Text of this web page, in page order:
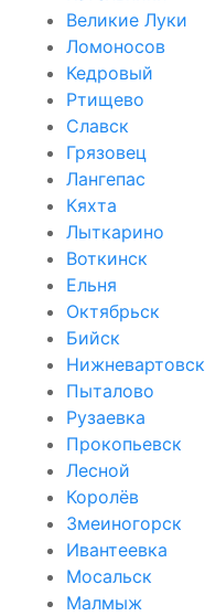
Великие Луки
Ломоносов
Кедровый
Ртищево
Славск
Грязовец
Лангепас
Кяхта
Лыткарино
Воткинск
Ельня
Октябрьск
Бийск
Нижневартовск
Пыталово
Рузаевка
Прокопьевск
Лесной
Королёв
Змеиногорск
Ивантеевка
Мосальск
Малмыж